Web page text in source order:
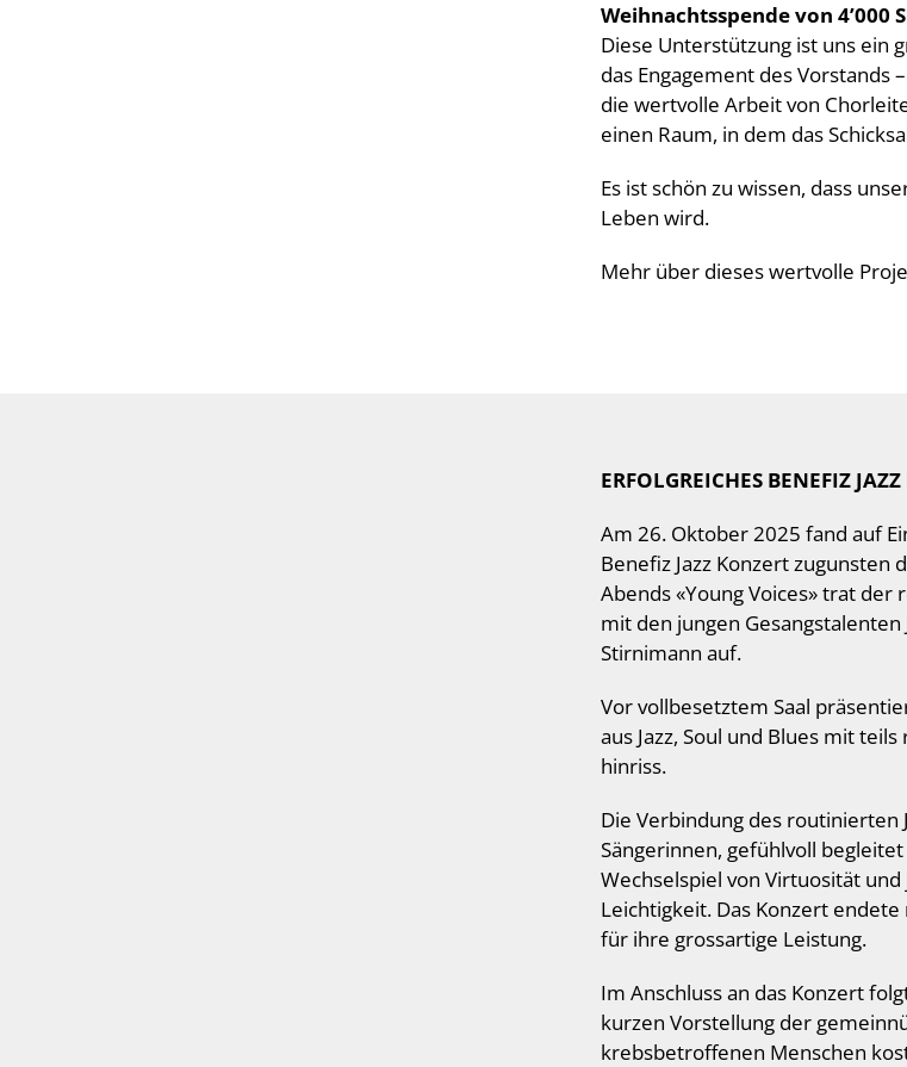
Weihnachtsspende von 4’000
Diese Unterstützung ist uns ein
das Engagement des
die wertvolle Arbeit von
einen Raum, in dem das
Es ist schön zu wissen, dass
Leben wird.
Mehr über dieses wertvolle
ERFOLGREICHES BENEFIZ
Am 26. Oktober 2025 fand auf
Benefiz Jazz Konzert zugunsten
Abends «Young Voices» trat
mit den jungen
Stirnimann auf.
Vor vollbesetztem Saal
aus Jazz, Soul und Blues mit
hinriss.
Die Verbindung des routinierten
Sängerinnen, gefühlvoll
Wechselspiel von Virtuosität
Leichtigkeit. Das Konzert
für ihre grossartige Leistung.
Im Anschluss an das Konzert
kurzen Vorstellung der
krebsbetroffenen Menschen